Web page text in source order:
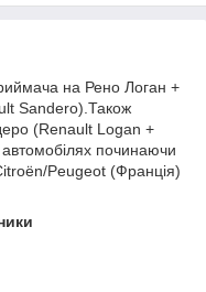
на Рено Логан +
Sandero).Також
(Renault Logan +
починаючи
Peugeot (Франція)